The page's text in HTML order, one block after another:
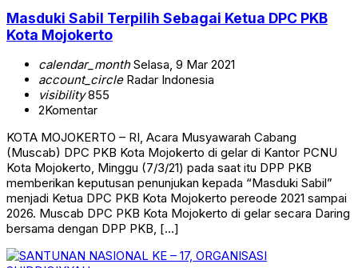
Masduki Sabil Terpilih Sebagai Ketua DPC PKB
Kota Mojokerto
calendar_monthSelasa, 9 Mar 2021
account_circleRadar Indonesia
visibility855
2Komentar
KOTA MOJOKERTO – RI, Acara Musyawarah Cabang
(Muscab) DPC PKB Kota Mojokerto di gelar di Kantor PCNU
Kota Mojokerto, Minggu (7/3/21) pada saat itu DPP PKB
memberikan keputusan penunjukan kepada “Masduki Sabil”
menjadi Ketua DPC PKB Kota Mojokerto pereode 2021 sampai
2026. Muscab DPC PKB Kota Mojokerto di gelar secara Daring
bersama dengan DPP PKB, […]